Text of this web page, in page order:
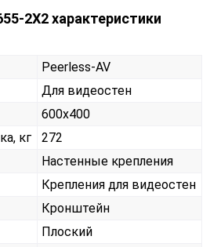
2X2 характеристики
Peerless-AV
Для видеостен
600x400
кг
272
Настенные крепления
Крепления для видеостен
Кронштейн
Плоский